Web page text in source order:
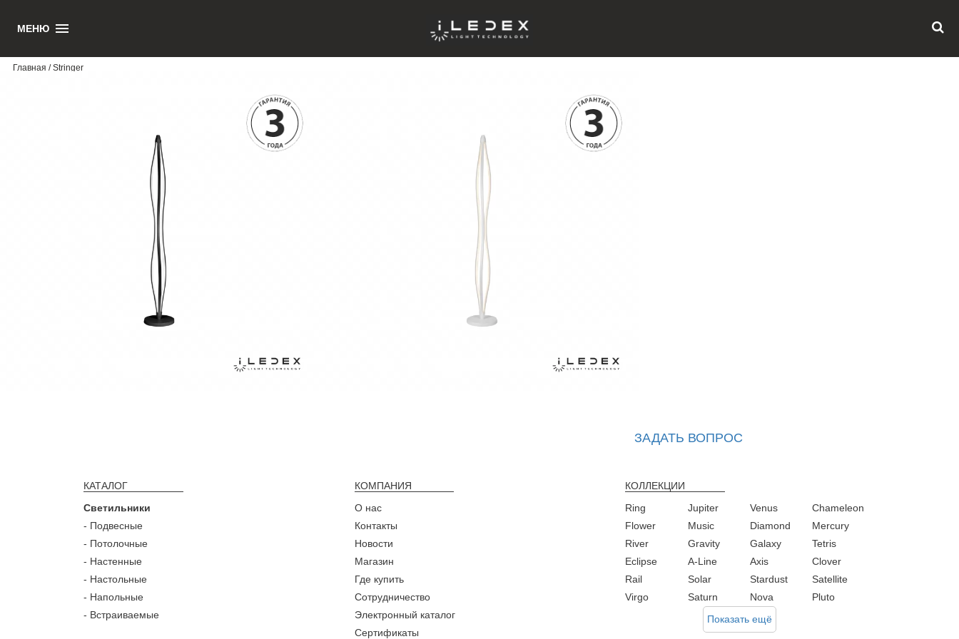
МЕНЮ
STRINGER
Главная / Stringer
ЗАДАТЬ ВОПРОС
КАТАЛОГ
Светильники
- Подвесные
- Потолочные
- Настенные
- Настольные
- Напольные
- Встраиваемые
КОМПАНИЯ
О нас
Контакты
Новости
Магазин
Где купить
Сотрудничество
Электронный каталог
Сертификаты
КОЛЛЕКЦИИ
Ring
Flower
Jupiter
Music
Venus
Diamond
Chameleon
Mercury
River
Eclipse
Gravity
A-Line
Galaxy
Axis
Tetris
Clover
Rail
Virgo
Solar
Saturn
Stardust
Nova
Satellite
Pluto
Показать ещё